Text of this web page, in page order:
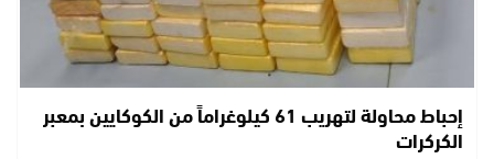
إحباط محاولة لتهريب 61 كيلوغراماً من الكوكايين بمعبر
الكركرات